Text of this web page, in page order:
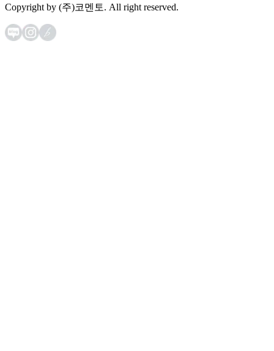
Copyright by (주)코멘토. All right reserved.